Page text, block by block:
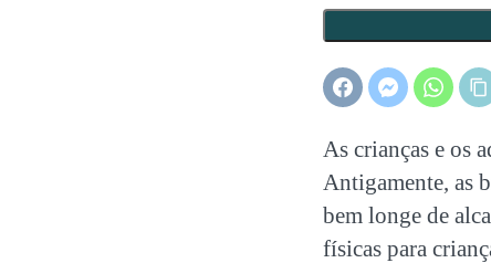
As crianças e os
Antigamente, as
bem longe de
físicas para